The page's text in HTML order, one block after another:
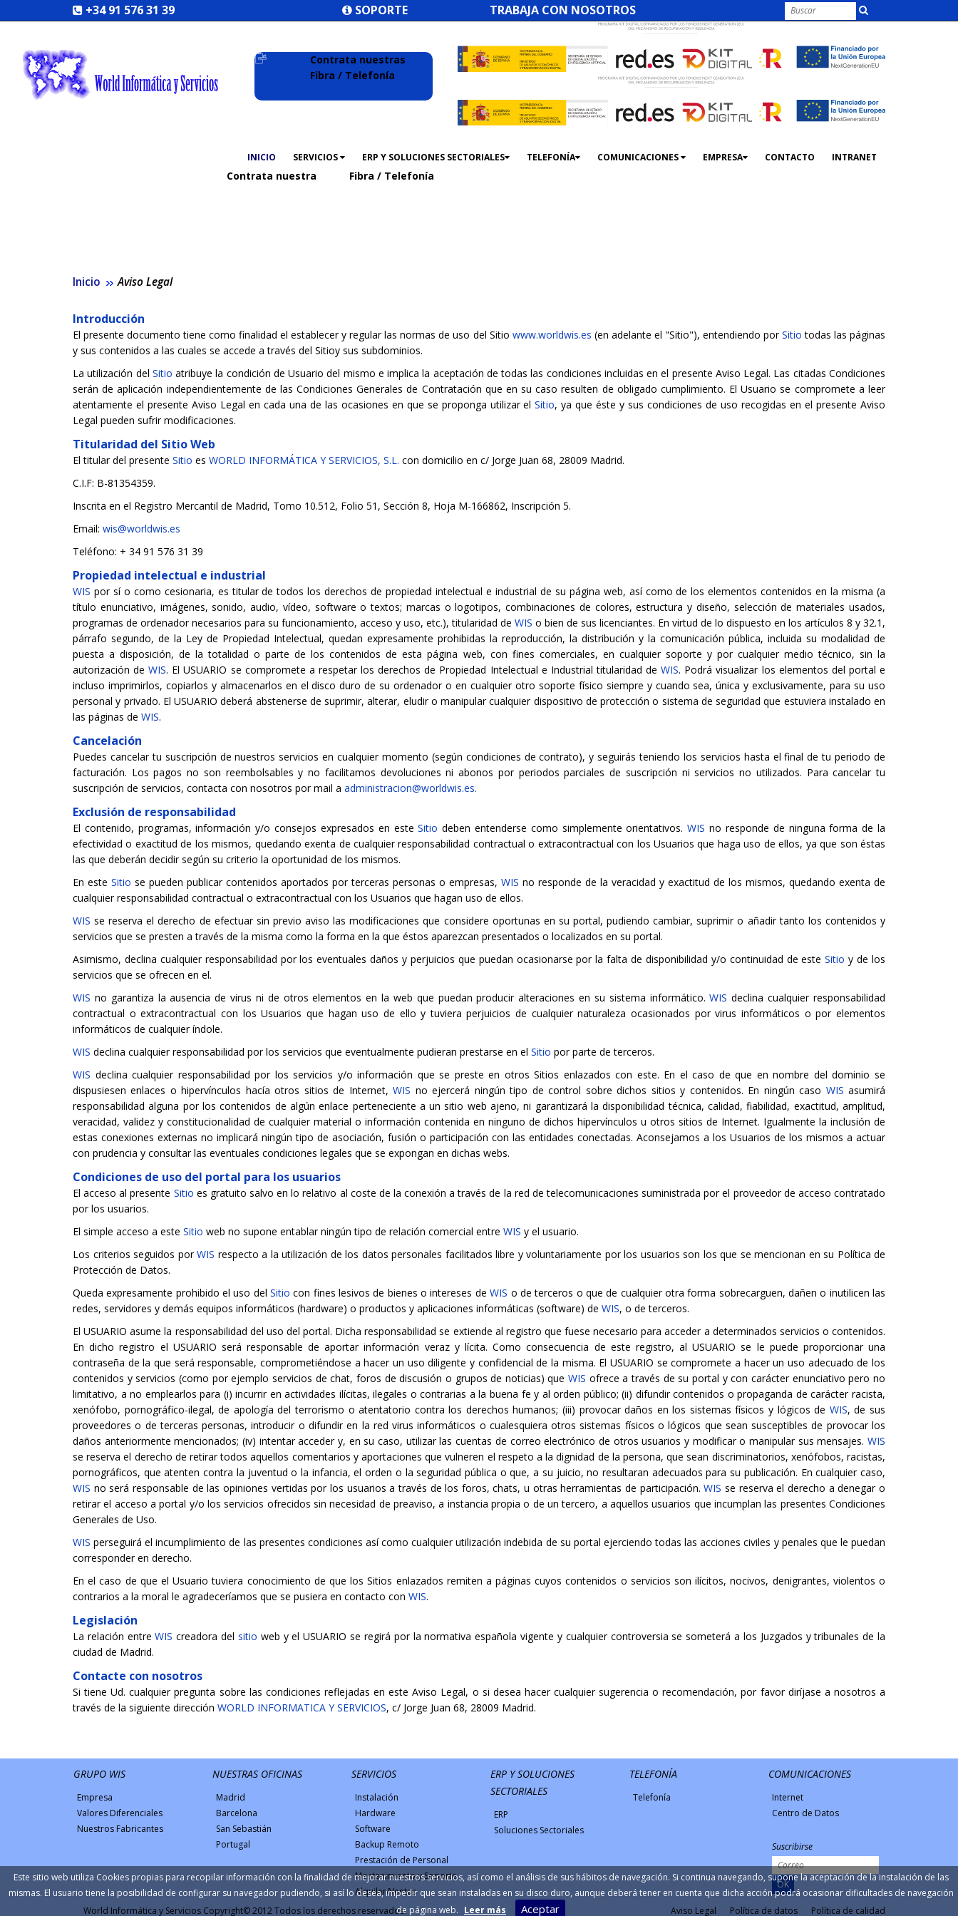
+34 91 576 31 39 SOPORTE TRABAJA CON NOSOTROS
Contrata nuestras
Fibra / Telefonía
INICIO SERVICIOS ERP Y SOLUCIONES SECTORIALES TELEFONÍA COMUNICACIONES EMPRESA CONTACTO INTRANET
Contrata nuestra Fibra / Telefonía
Inicio Aviso Legal
Introducción
El presente documento tiene como finalidad el establecer y regular las normas de uso del Sitio www.worldwis.es (en adelante el "Sitio"), entendiendo porSitio todas las páginas
y sus contenidos a las cuales se accede a través del Sitioy sus subdominios.
La utilización del Sitio atribuye la condición de Usuario del mismo e implica la aceptación de todas las condiciones incluidas en el presente Aviso Legal. Las citadas Condiciones
serán de aplicación independientemente de las Condiciones Generales de Contratación que en su caso resulten de obligado cumplimiento. El Usuario se compromete a leer
atentamente el presente Aviso Legal en cada una de las ocasiones en que se proponga utilizar elSitio, ya que éste y sus condiciones de uso recogidas en el presente Aviso
Legal pueden sufrir modificaciones.
Titularidad del Sitio Web
El titular del presente Sitio es WORLD INFORMÁTICA Y SERVICIOS, S.L. con domicilio en c/ Jorge Juan 68, 28009 Madrid.
C.I.F: B-81354359.
Inscrita en el Registro Mercantil de Madrid, Tomo 10.512, Folio 51, Sección 8, Hoja M-166862, Inscripción 5.
Email: wis@worldwis.es
Teléfono: + 34 91 576 31 39
Propiedad intelectual e industrial
WIS por sí o como cesionaria, es titular de todos los derechos de propiedad intelectual e industrial de su página web, así como de los elementos contenidos en la misma (a
título enunciativo, imágenes, sonido, audio, vídeo, software o textos; marcas o logotipos, combinaciones de colores, estructura y diseño, selección de materiales usados,
programas de ordenador necesarios para su funcionamiento, acceso y uso, etc.), titularidad de WIS o bien de sus licenciantes. En virtud de lo dispuesto en los artículos 8 y 32.1,
párrafo segundo, de la Ley de Propiedad Intelectual, quedan expresamente prohibidas la reproducción, la distribución y la comunicación pública, incluida su modalidad de
puesta a disposición, de la totalidad o parte de los contenidos de esta página web, con fines comerciales, en cualquier soporte y por cualquier medio técnico, sin la
autorización deWIS. El USUARIO se compromete a respetar los derechos de Propiedad Intelectual e Industrial titularidad deWIS. Podrá visualizar los elementos del portal e
incluso imprimirlos, copiarlos y almacenarlos en el disco duro de su ordenador o en cualquier otro soporte físico siempre y cuando sea, única y exclusivamente, para su uso
personal y privado. El USUARIO deberá abstenerse de suprimir, alterar, eludir o manipular cualquier dispositivo de protección o sistema de seguridad que estuviera instalado en
las páginas de WIS.
Cancelación
Puedes cancelar tu suscripción de nuestros servicios en cualquier momento (según condiciones de contrato), y seguirás teniendo los servicios hasta el final de tu periodo de
facturación. Los pagos no son reembolsables y no facilitamos devoluciones ni abonos por periodos parciales de suscripción ni servicios no utilizados. Para cancelar tu
suscripción de servicios, contacta con nosotros por mail a administracion@worldwis.es.
Exclusión de responsabilidad
El contenido, programas, información y/o consejos expresados en esteSitio deben entenderse como simplemente orientativos.WIS no responde de ninguna forma de la
efectividad o exactitud de los mismos, quedando exenta de cualquier responsabilidad contractual o extracontractual con los Usuarios que haga uso de ellos, ya que son éstas
las que deberán decidir según su criterio la oportunidad de los mismos.
En este Sitio se pueden publicar contenidos aportados por terceras personas o empresas, WIS no responde de la veracidad y exactitud de los mismos, quedando exenta de
cualquier responsabilidad contractual o extracontractual con los Usuarios que hagan uso de ellos.
WIS se reserva el derecho de efectuar sin previo aviso las modificaciones que considere oportunas en su portal, pudiendo cambiar, suprimir o añadir tanto los contenidos y
servicios que se presten a través de la misma como la forma en la que éstos aparezcan presentados o localizados en su portal.
Asimismo, declina cualquier responsabilidad por los eventuales daños y perjuicios que puedan ocasionarse por la falta de disponibilidad y/o continuidad de esteSitio y de los
servicios que se ofrecen en el.
WIS no garantiza la ausencia de virus ni de otros elementos en la web que puedan producir alteraciones en su sistema informático.WIS declina cualquier responsabilidad
contractual o extracontractual con los Usuarios que hagan uso de ello y tuviera perjuicios de cualquier naturaleza ocasionados por virus informáticos o por elementos
informáticos de cualquier índole.
WIS declina cualquier responsabilidad por los servicios que eventualmente pudieran prestarse en el Sitio por parte de terceros.
WIS declina cualquier responsabilidad por los servicios y/o información que se preste en otros Sitios enlazados con este. En el caso de que en nombre del dominio se
dispusiesen enlaces o hipervínculos hacía otros sitios de Internet,WIS no ejercerá ningún tipo de control sobre dichos sitios y contenidos. En ningún caso WIS asumirá
responsabilidad alguna por los contenidos de algún enlace perteneciente a un sitio web ajeno, ni garantizará la disponibilidad técnica, calidad, fiabilidad, exactitud, amplitud,
veracidad, validez y constitucionalidad de cualquier material o información contenida en ninguno de dichos hipervínculos u otros sitios de Internet. Igualmente la inclusión de
estas conexiones externas no implicará ningún tipo de asociación, fusión o participación con las entidades conectadas. Aconsejamos a los Usuarios de los mismos a actuar
con prudencia y consultar las eventuales condiciones legales que se expongan en dichas webs.
Condiciones de uso del portal para los usuarios
El acceso al presente Sitio es gratuito salvo en lo relativo al coste de la conexión a través de la red de telecomunicaciones suministrada por el proveedor de acceso contratado
por los usuarios.
El simple acceso a este Sitio web no supone entablar ningún tipo de relación comercial entre WIS y el usuario.
Los criterios seguidos porWIS respecto a la utilización de los datos personales facilitados libre y voluntariamente por los usuarios son los que se mencionan en su Política de
Protección de Datos.
Queda expresamente prohibido el uso delSitio con fines lesivos de bienes o intereses deWIS o de terceros o que de cualquier otra forma sobrecarguen, dañen o inutilicen las
redes, servidores y demás equipos informáticos (hardware) o productos y aplicaciones informáticas (software) de WIS, o de terceros.
El USUARIO asume la responsabilidad del uso del portal. Dicha responsabilidad se extiende al registro que fuese necesario para acceder a determinados servicios o contenidos.
En dicho registro el USUARIO será responsable de aportar información veraz y lícita. Como consecuencia de este registro, al USUARIO se le puede proporcionar una
contraseña de la que será responsable, comprometiéndose a hacer un uso diligente y confidencial de la misma. El USUARIO se compromete a hacer un uso adecuado de los
contenidos y servicios (como por ejemplo servicios de chat, foros de discusión o grupos de noticias) queWIS ofrece a través de su portal y con carácter enunciativo pero no
limitativo, a no emplearlos para (i) incurrir en actividades ilícitas, ilegales o contrarias a la buena fe y al orden público; (ii) difundir contenidos o propaganda de carácter racista,
xenófobo, pornográfico-ilegal, de apología del terrorismo o atentatorio contra los derechos humanos; (iii) provocar daños en los sistemas físicos y lógicos de WIS, de sus
proveedores o de terceras personas, introducir o difundir en la red virus informáticos o cualesquiera otros sistemas físicos o lógicos que sean susceptibles de provocar los
daños anteriormente mencionados; (iv) intentar acceder y, en su caso, utilizar las cuentas de correo electrónico de otros usuarios y modificar o manipular sus mensajes. WIS
se reserva el derecho de retirar todos aquellos comentarios y aportaciones que vulneren el respeto a la dignidad de la persona, que sean discriminatorios, xenófobos, racistas,
pornográficos, que atenten contra la juventud o la infancia, el orden o la seguridad pública o que, a su juicio, no resultaran adecuados para su publicación. En cualquier caso,
WIS no será responsable de las opiniones vertidas por los usuarios a través de los foros, chats, u otras herramientas de participación.WIS se reserva el derecho a denegar o
retirar el acceso a portal y/o los servicios ofrecidos sin necesidad de preaviso, a instancia propia o de un tercero, a aquellos usuarios que incumplan las presentes Condiciones
Generales de Uso.
WIS perseguirá el incumplimiento de las presentes condiciones así como cualquier utilización indebida de su portal ejerciendo todas las acciones civiles y penales que le puedan
corresponder en derecho.
En el caso de que el Usuario tuviera conocimiento de que los Sitios enlazados remiten a páginas cuyos contenidos o servicios son ilícitos, nocivos, denigrantes, violentos o
contrarios a la moral le agradeceríamos que se pusiera en contacto con WIS.
Legislación
La relación entreWIS creadora del sitio web y el USUARIO se regirá por la normativa española vigente y cualquier controversia se someterá a los Juzgados y tribunales de la
ciudad de Madrid.
Contacte con nosotros
Si tiene Ud. cualquier pregunta sobre las condiciones reflejadas en este Aviso Legal, o si desea hacer cualquier sugerencia o recomendación, por favor diríjase a nosotros a
través de la siguiente dirección WORLD INFORMATICA Y SERVICIOS, c/ Jorge Juan 68, 28009 Madrid.
GRUPO WIS
Empresa
Valores Diferenciales
Nuestros Fabricantes
NUESTRAS OFICINAS
Madrid
Barcelona
San Sebastián
Portugal
SERVICIOS
Instalación
Hardware
Software
Backup Remoto
Prestación de Personal
Mantenimiento y Soporte
Alquiler/Ventas
ERP Y SOLUCIONES
SECTORIALES
ERP
Soluciones Sectoriales
TELEFONÍA
Telefonía
COMUNICACIONES
Internet
Centro de Datos
Suscribirse
OK
World Informática y Servicios Copyright© 2012 Todos los derechos reservados. Aviso Legal Política de datos Política de calidad
Este sitio web utiliza Cookies propias para recopilar información con la finalidad de mejorar nuestros servicios, así como el análisis de sus hábitos de navegación. Si continua navegando, supone la aceptación de la instalación de las
mismas. El usuario tiene la posibilidad de configurar su navegador pudiendo, si así lo desea, impedir que sean instaladas en su disco duro, aunque deberá tener en cuenta que dicha acción podrá ocasionar dificultades de navegación
de página web. Leer más Aceptar